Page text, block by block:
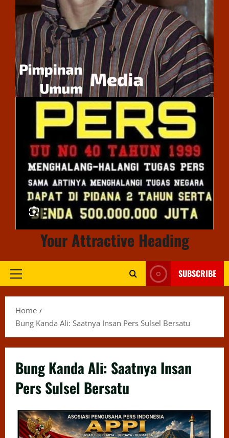
Your Attractive Heading
Primary
SUBSCRIBE
Home
Bung Kanda Ali: Saatnya Insan Pers Sulsel Bersatu
Bung Kanda Ali: Saatnya Insan
Pers Sulsel Bersatu